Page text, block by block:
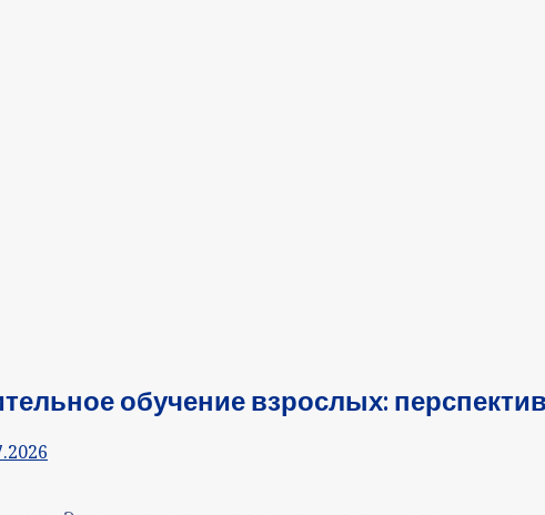
обучение взрослых: